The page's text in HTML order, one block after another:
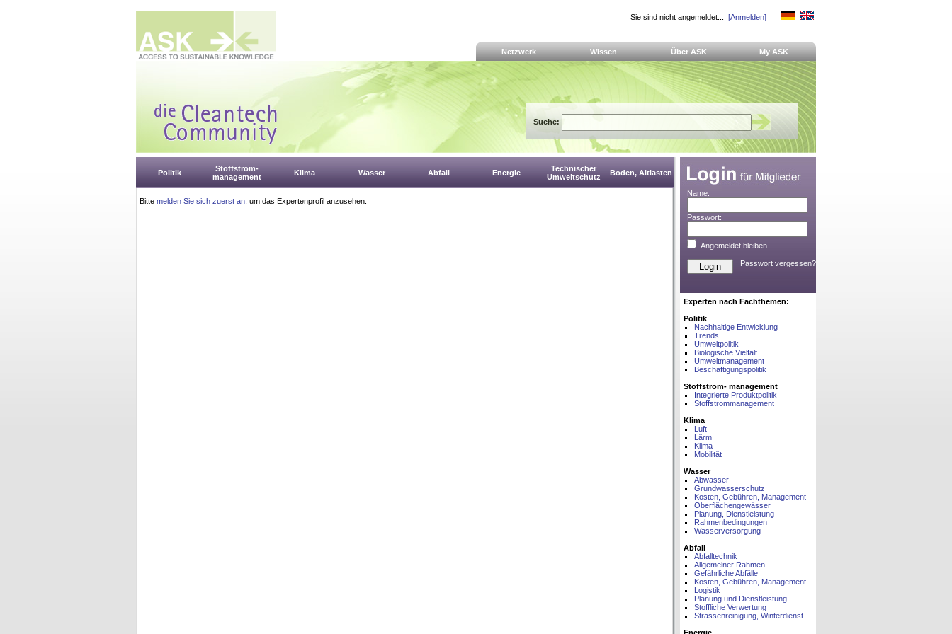
Sie sind nicht angemeldet... [Anmelden]
Netzwerk Wissen Über ASK My ASK
Suche:
Politik
Stoffstrom-
management
Klima Wasser Abfall Energie
Technischer
Umweltschutz
Boden, Altlasten
Bitte melden Sie sich zuerst an , um das Expertenprofil anzusehen.
Name:
Passwort:
Angemeldet bleiben
Passwort vergessen?
Experten nach Fachthemen:
Politik
Nachhaltige Entwicklung
Trends
Umweltpolitik
Biologische Vielfalt
Umweltmanagement
Beschäftigungspolitik
Stoffstrom- management
Integrierte Produktpolitik
Stoffstrommanagement
Klima
Luft
Lärm
Klima
Mobilität
Wasser
Abwasser
Grundwasserschutz
Kosten, Gebühren, Management
Oberflächengewässer
Planung, Dienstleistung
Rahmenbedingungen
Wasserversorgung
Abfall
Abfalltechnik
Allgemeiner Rahmen
Gefährliche Abfälle
Kosten, Gebühren, Management
Logistik
Planung und Dienstleistung
Stoffliche Verwertung
Strassenreinigung, Winterdienst